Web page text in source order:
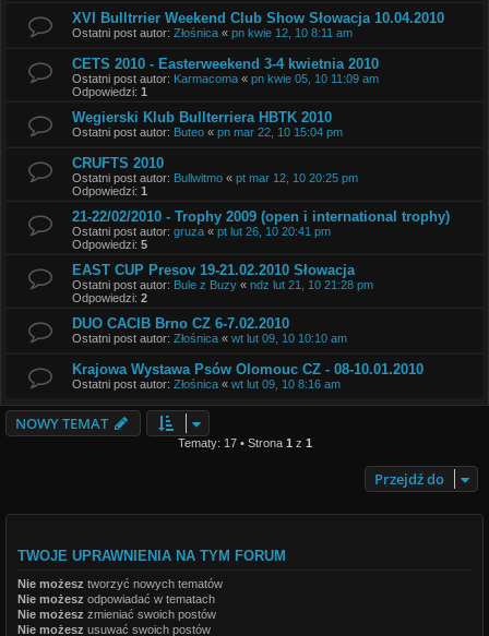
XVI Bulltrrier Weekend Club Show Słowacja 10.04.2010
Ostatni post autor: Złośnica « pn kwie 12, 10 8:11 am
CETS 2010 - Easterweekend 3-4 kwietnia 2010
Ostatni post autor: Karmacoma « pn kwie 05, 10 11:09 am
Odpowiedzi: 1
Wegierski Klub Bullterriera HBTK 2010
Ostatni post autor: Buteo « pn mar 22, 10 15:04 pm
CRUFTS 2010
Ostatni post autor: Bullwitmo « pt mar 12, 10 20:25 pm
Odpowiedzi: 1
21-22/02/2010 - Trophy 2009 (open i international trophy)
Ostatni post autor: gruza « pt lut 26, 10 20:41 pm
Odpowiedzi: 5
EAST CUP Presov 19-21.02.2010 Słowacja
Ostatni post autor: Bule z Buzy « ndz lut 21, 10 21:28 pm
Odpowiedzi: 2
DUO CACIB Brno CZ 6-7.02.2010
Ostatni post autor: Złośnica « wt lut 09, 10 10:10 am
Krajowa Wystawa Psów Olomouc CZ - 08-10.01.2010
Ostatni post autor: Złośnica « wt lut 09, 10 8:16 am
NOWY TEMAT
Tematy: 17 • Strona 1 z 1
Przejdź do
TWOJE UPRAWNIENIA NA TYM FORUM
Nie możesz tworzyć nowych tematów
Nie możesz odpowiadać w tematach
Nie możesz zmieniać swoich postów
Nie możesz usuwać swoich postów